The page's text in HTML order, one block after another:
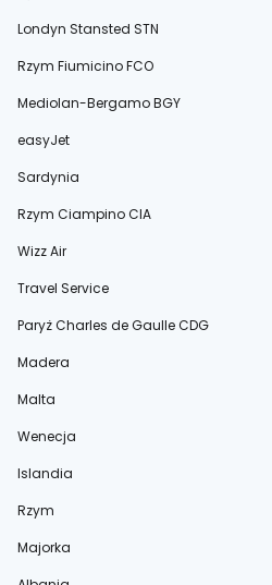
Londyn Stansted STN
Rzym Fiumicino FCO
Mediolan-Bergamo BGY
easyJet
Sardynia
Rzym Ciampino CIA
Wizz Air
Travel Service
Paryż Charles de Gaulle CDG
Madera
Malta
Wenecja
Islandia
Rzym
Majorka